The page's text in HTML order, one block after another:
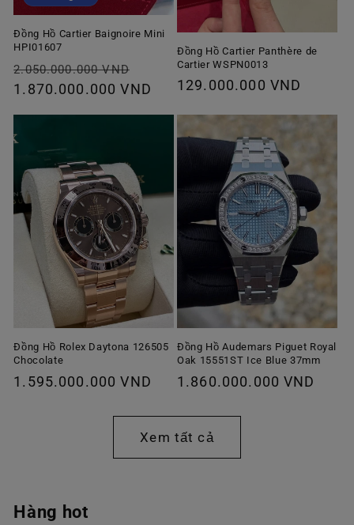
Đồng Hồ Cartier Baignoire Mini
HPI01607
Giá
thông
2.050.000.000 VND
ưu
1.870.000.000 VND
Đồng Hồ Cartier Panthère de
Cartier WSPN0013
Giá
thường
129.000.000 VND
Đồng Hồ Rolex Daytona 126505
Chocolate
Giá
1.595.000.000 VND
Đồng Hồ Audemars Piguet Royal
Oak 15551ST Ice Blue 37mm
Giá
thường
1.860.000.000 VND
Xem tất cả
Hàng hot